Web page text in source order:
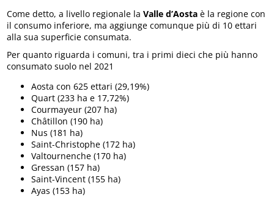
Come detto, a livello regionale laValle d’Aosta è la regione con
il consumo inferiore, ma aggiunge comunque più di 10 ettari
alla sua superficie consumata.
Per quanto riguarda i comuni, tra i primi dieci che più hanno
consumato suolo nel 2021
Aosta con 625 ettari (29,19%)
Quart (233 ha e 17,72%)
Courmayeur (207 ha)
Châtillon (190 ha)
Nus (181 ha)
Saint-Christophe (172 ha)
Valtournenche (170 ha)
Gressan (157 ha)
Saint-Vincent (155 ha)
Ayas (153 ha)